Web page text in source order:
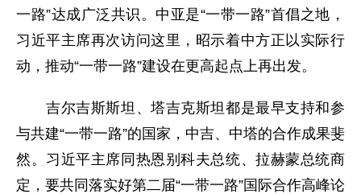
一路”达成广泛共识。中亚是“一带一路”首倡之地，
习近平主席再次访问这里，昭示着中方正以实际行
动，推动“一带一路”建设在更高起点上再出发。
吉尔吉斯斯坦、塔吉克斯坦都是最早支持和参
与共建“一带一路”的国家，中吉、中塔的合作成果斐
然。习近平主席同热恩别科夫总统、拉赫蒙总统商
定，要共同落实好第二届“一带一路”国际合作高峰论